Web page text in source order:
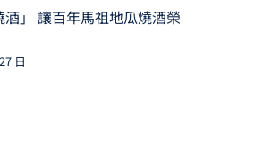
酒」 讓百年馬祖地瓜燒酒榮
日